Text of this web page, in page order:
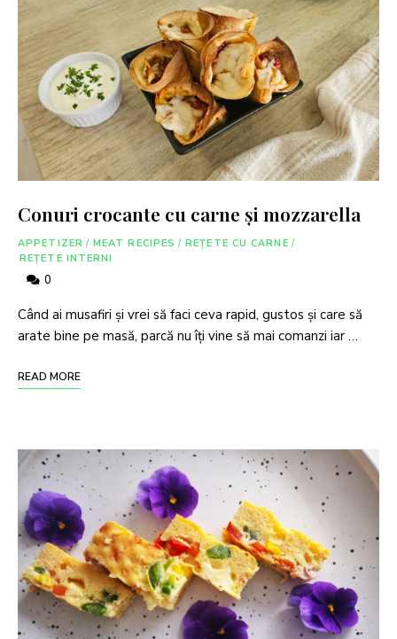
Conuri crocante cu carne și mozzarella
APPETIZER / MEAT RECIPES / REȚETE CU CARNE /
REȚETE INTERNI
0
Când ai musafiri și vrei să faci ceva rapid, gustos și care să
arate bine pe masă, parcă nu îți vine să mai comanzi iar …
READ MORE